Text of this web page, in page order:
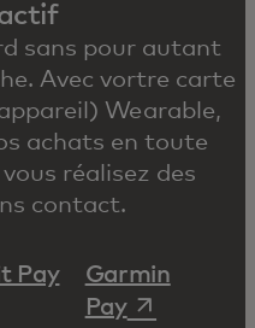
sans pour autant
Avec vortre carte
Wearable,
achats en toute
réalisez des
contact.
dans un nouvel onglet
Pay‎s’ouvre dans un
Garmin
Pay‎s’ouvre